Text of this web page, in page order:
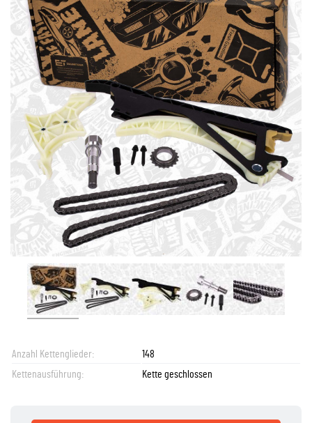
Anzahl Kettenglieder:
148
Kettenausführung:
Kette geschlossen